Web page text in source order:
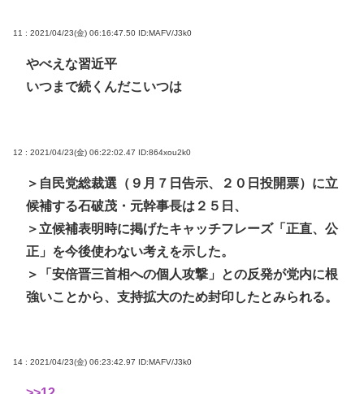
11 : 2021/04/23(金) 06:16:47.50 ID:MAFV/J3k0
やべえな習近平
いつまで続くんだこいつは
12 : 2021/04/23(金) 06:22:02.47 ID:864xou2k0
＞自民党総裁選（９月７日告示、２０日投開票）に立
候補する石破茂・元幹事長は２５日、
＞立候補表明時に掲げたキャッチフレーズ「正直、公
正」を今後使わない考えを示した。
＞「安倍晋三首相への個人攻撃」との反発が党内に根
強いことから、支持拡大のため封印したとみられる。
14 : 2021/04/23(金) 06:23:42.97 ID:MAFV/J3k0